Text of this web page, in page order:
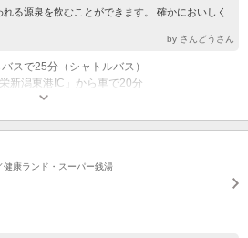
る源泉を飲むことができます。 確かにおいしく
by さんどうさん
スで25分（シャトルバス）
新潟東港IC」から車で20分
康ランド・スーパー銭湯